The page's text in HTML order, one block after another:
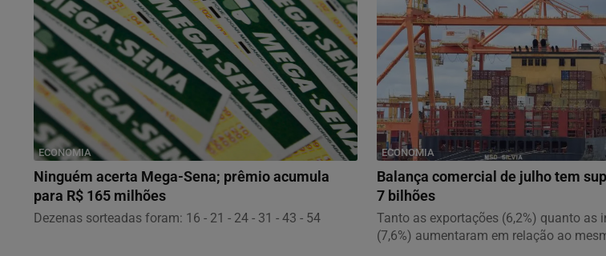
ECONOMIA
Ninguém acerta Mega-Sena; prêmio acumula
para R$ 165 milhões
Dezenas sorteadas foram: 16 - 21 - 24 - 31 - 43 - 54
ECONOMIA
Balança comercial de julho tem
7 bilhões
Tanto as exportações (6,2%) quanto as
(7,6%) aumentaram em relação ao